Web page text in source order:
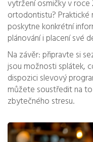
vytržení osmičky v roce
ortodontistu? Praktické
poskytne konkrétní
plánování i placení své
Na závěr: připravte si
jsou možnosti splátek,
dispozici slevový
můžete soustředit na
zbytečného stresu.